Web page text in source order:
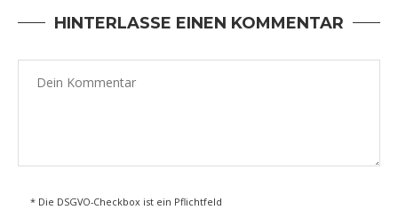
HINTERLASSE EINEN KOMMENTAR
* Die DSGVO-Checkbox ist ein Pflichtfeld